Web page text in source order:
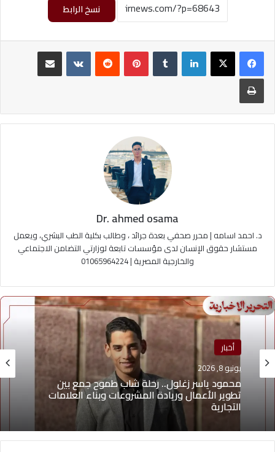
نسخ الرابط
لينكدإن بينتيريست
طباعة
Dr. ahmed osama
د. احمد اسامه | محرر صحفي بعدة جرائد ، وطالب بكلية الطب البشري، ويعمل
مستشار حقوق الإنسان لدى مؤسسات تابعة لوزارتي التضامن الاجتماعي
والخارجية المصرية | 01065964224
أخبار
يونيو 8, 2026
محمود ياسر زغلول.. رحلة شاب طموح جمع بين
تطوير الأعمال وريادة المشروعات وبناء العلامات
التجارية